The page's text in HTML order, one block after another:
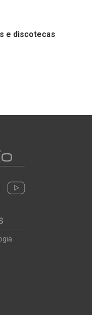
e discotecas